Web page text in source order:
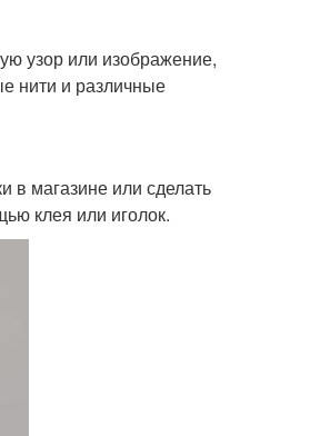
узор или изображение,
нити и различные
в магазине или сделать
клея или иголок.